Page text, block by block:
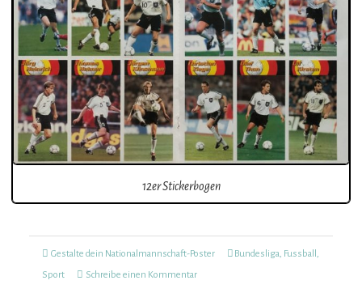
12er Stickerbogen
Kategorien
Gestalte dein Nationalmannschaft-Poster TagsBundesliga, Fussball ,
Sport
Schreibe einen Kommentarzu